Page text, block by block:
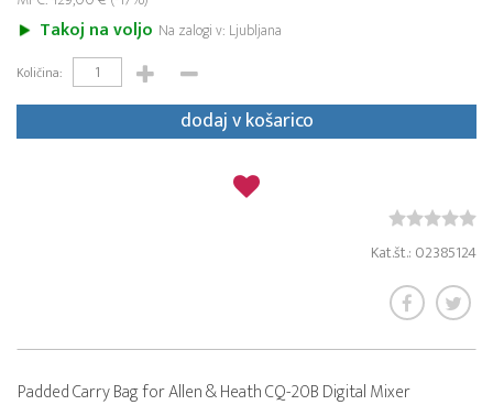
Takoj na voljo Na zalogi v: Ljubljana
Količina:
dodaj v košarico
Kat.št.: 02385124
Padded Carry Bag for Allen & Heath CQ-20B Digital Mixer